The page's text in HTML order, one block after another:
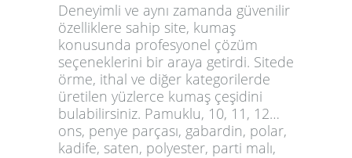
Deneyimli ve aynı zamanda güvenilir
özelliklere sahip site, kumaş
konusunda profesyonel çözüm
seçeneklerini bir araya getirdi. Sitede
örme, ithal ve diğer kategorilerde
üretilen yüzlerce kumaş çeşidini
bulabilirsiniz. Pamuklu, 10, 11, 12…
ons, penye parçası, gabardin, polar,
kadife, saten, polyester, parti malı,